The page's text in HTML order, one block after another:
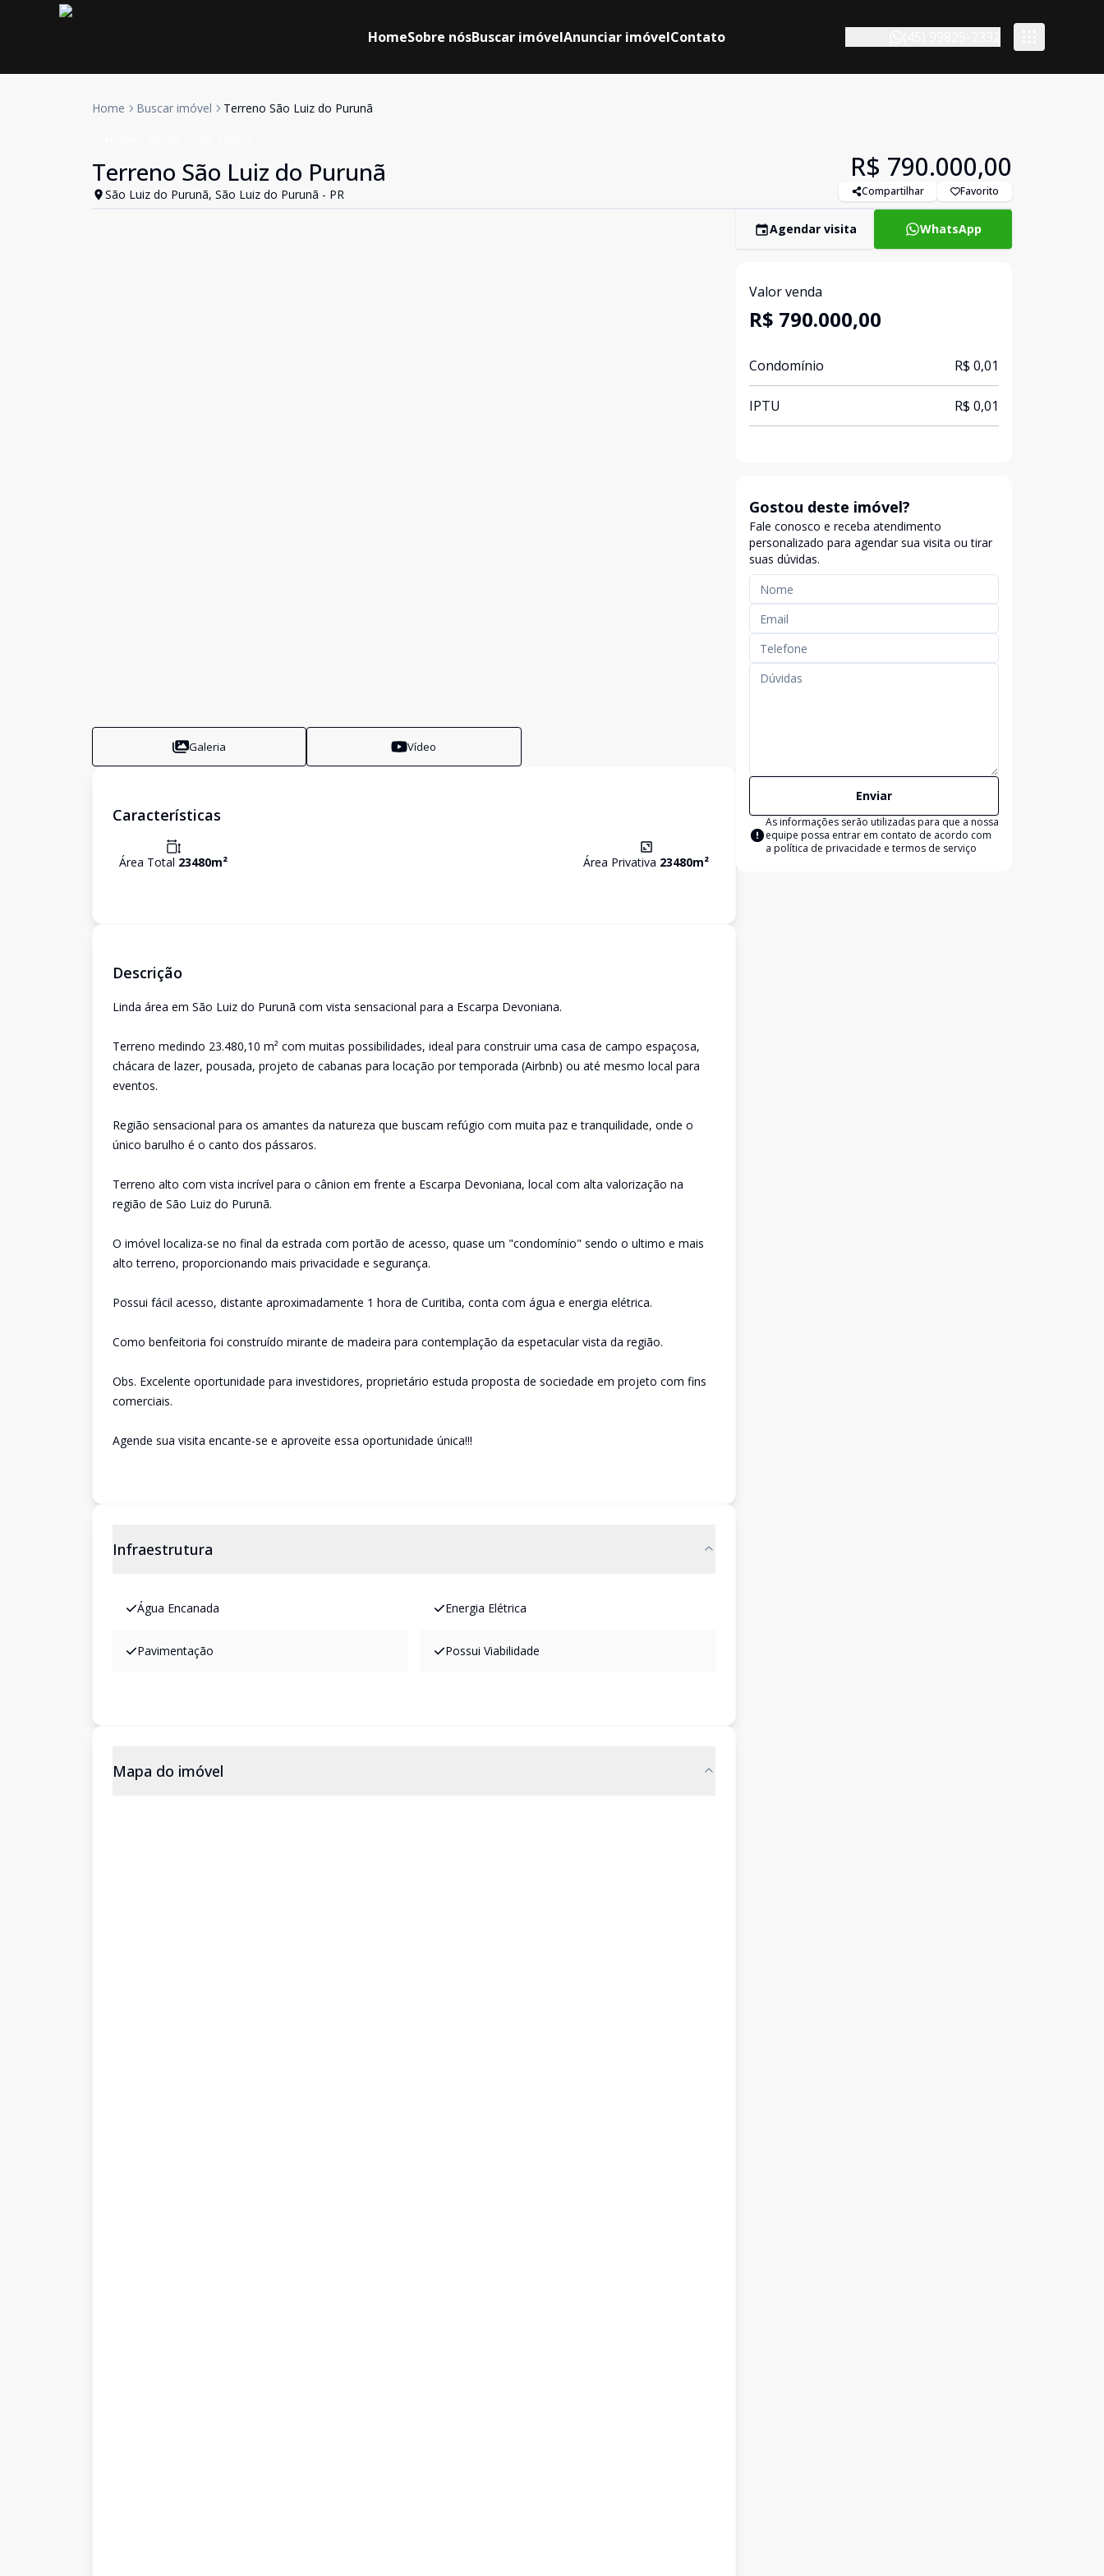
HomeSobre nósBuscar imóvelAnunciar imóvelContato
Home Buscar imóvel Terreno São Luiz do Purunã
Terreno São Luiz do Purunã
São Luiz do Purunã, São Luiz do Purunã - PR
R$ 790.000,00
Compartilhar Favorito
Galeria Vídeo
Características
Área Total 23480m² Área Privativa 23480m²
Descrição
Linda área em São Luiz do Purunã com vista sensacional para a Escarpa Devoniana.
Terreno medindo 23.480,10 m² com muitas possibilidades, ideal para construir uma casa de campo espaçosa,
chácara de lazer, pousada, projeto de cabanas para locação por temporada (Airbnb) ou até mesmo local para
eventos.
Região sensacional para os amantes da natureza que buscam refúgio com muita paz e tranquilidade, onde o
único barulho é o canto dos pássaros.
Terreno alto com vista incrível para o cânion em frente a Escarpa Devoniana, local com alta valorização na
região de São Luiz do Purunã.
O imóvel localiza-se no final da estrada com portão de acesso, quase um "condomínio" sendo o ultimo e mais
alto terreno, proporcionando mais privacidade e segurança.
Possui fácil acesso, distante aproximadamente 1 hora de Curitiba, conta com água e energia elétrica.
Como benfeitoria foi construído mirante de madeira para contemplação da espetacular vista da região.
Obs. Excelente oportunidade para investidores, proprietário estuda proposta de sociedade em projeto com fins
comerciais.
Agende sua visita encante-se e aproveite essa oportunidade única!!!
Infraestrutura
Água Encanada Energia Elétrica
Pavimentação Possui Viabilidade
Mapa do imóvel
Agendar visita WhatsApp
Valor venda
R$ 790.000,00
Condomínio R$ 0,01
IPTU R$ 0,01
Gostou deste imóvel?
Fale conosco e receba atendimento
personalizado para agendar sua visita ou tirar
suas dúvidas.
Enviar
As informações serão utilizadas para que a nossa
equipe possa entrar em contato de acordo com
a política de privacidade e termos de serviço